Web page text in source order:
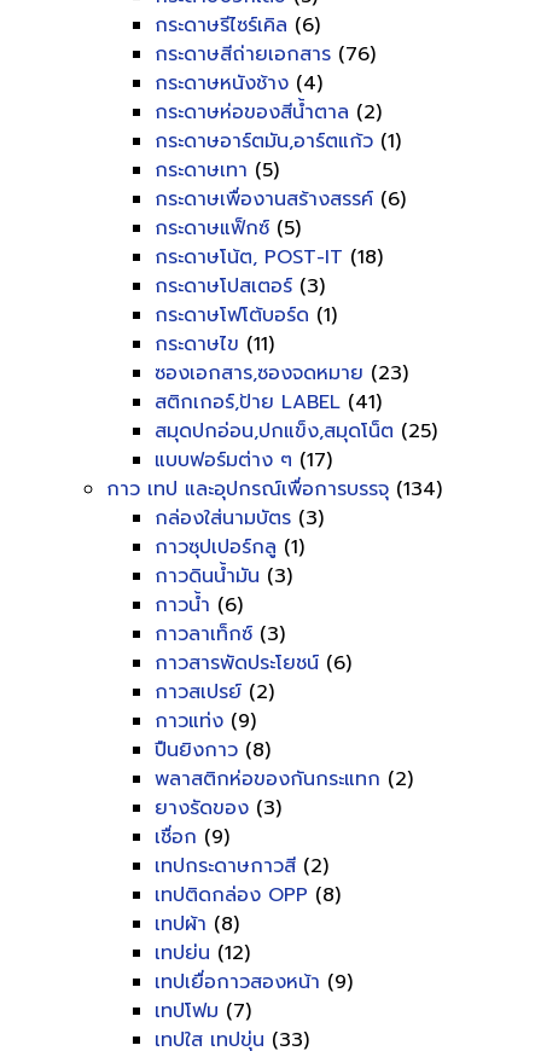
กระดาษรีไซร์เคิล (6)
กระดาษสีถ่ายเอกสาร (76)
กระดาษหนังช้าง (4)
กระดาษห่อของสีน้ำตาล (2)
กระดาษอาร์ตมัน,อาร์ตแก้ว (1)
กระดาษเทา (5)
กระดาษเพื่องานสร้างสรรค์ (6)
กระดาษแฟ็กซ์ (5)
กระดาษโน้ต, POST-IT (18)
กระดาษโปสเตอร์ (3)
กระดาษโฟโต้บอร์ด (1)
กระดาษไข (11)
ซองเอกสาร,ซองจดหมาย (23)
สติกเกอร์,ป้าย LABEL (41)
สมุดปกอ่อน,ปกแข็ง,สมุดโน็ต (25)
แบบฟอร์มต่าง ๆ (17)
กาว เทป และอุปกรณ์เพื่อการบรรจุ (134)
กล่องใส่นามบัตร (3)
กาวซุปเปอร์กลู (1)
กาวดินน้ำมัน (3)
กาวน้ำ (6)
กาวลาเท็กซ์ (3)
กาวสารพัดประโยชน์ (6)
กาวสเปรย์ (2)
กาวแท่ง (9)
ปืนยิงกาว (8)
พลาสติกห่อของกันกระแทก (2)
ยางรัดของ (3)
เชื่อก (9)
เทปกระดาษกาวสี (2)
เทปติดกล่อง OPP (8)
เทปผ้า (8)
เทปย่น (12)
เทปเยื่อกาวสองหน้า (9)
เทปโฟม (7)
เทปใส เทปขุ่น (33)